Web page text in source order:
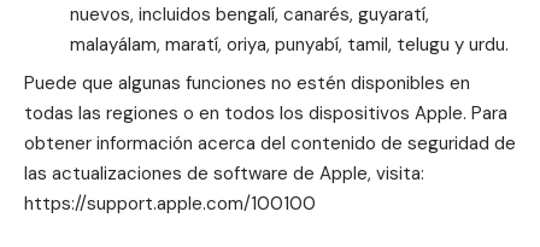
nuevos, incluidos bengalí, canarés, guyaratí,
malayálam, maratí, oriya, punyabí, tamil, telugu y urdu.
Puede que algunas funciones no estén disponibles en
todas las regiones o en todos los dispositivos Apple. Para
obtener información acerca del contenido de seguridad de
las actualizaciones de software de Apple, visita:
https://support.apple.com/100100